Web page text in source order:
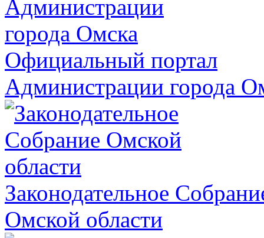
Официальный портал
Администрации города
Законодательное
Омской области